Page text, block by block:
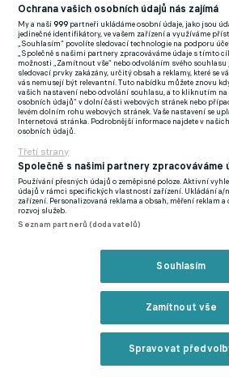
(EN)
FlashFutbal (SK)
Tenisportal.cz
Tenisové zprávy
na Livesportu
Podmínky užití
Zásady ochrany osobních údajů
GDPR a
Ochrana vašich osobních údajů nás zajímá
My a naši999 partneři ukládáme osobní údaje, jako jsou
jedinečné identifikátory, ve vašem zařízení a využíváme
„Souhlasím“ povolíte sledovací technologie na podporu
„Společně s našimi partnery zpracováváme údaje s tímto
možnosti „Zamítnout vše“ nebo odvoláním svého souhlasu
sledovací prvky zakázány, určitý obsah a reklamy, které se
vás nemusejí být relevantní. Tuto nabídku můžete znovu
vašich nastavení nebo odvolání souhlasu, a to kliknutím na
osobních údajů“ v dolní části webových stránek nebo
levém dolním rohu webových stránek. Vaše nastavení se
Internetová stránka. Podrobnější informace najdete v
osobních údajů.
Třetí strany
Společně s našimi partnery zpracováváme
Používání přesných údajů o zeměpisné poloze. Aktivní
údajů v rámci specifických vlastností zařízení. Ukládání
zařízení. Personalizovaná reklama a obsah, měření reklam
rozvoj služeb.
Seznam partnerů (dodavatelů)
Souhlasím
Zamítnout vše
Spravovat